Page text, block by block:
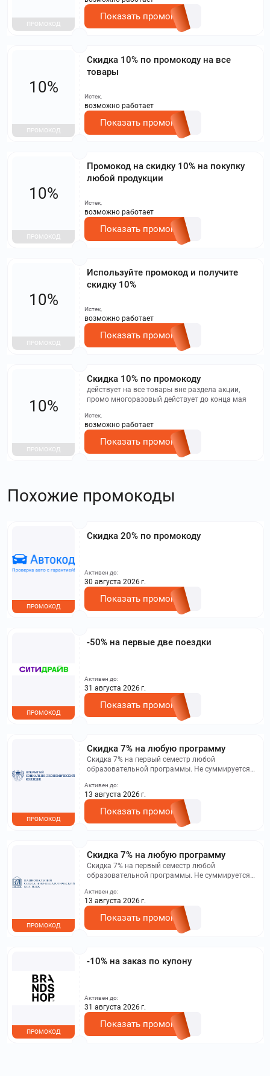
ПРОМОКОД
Показать промокод
Скидка 10% по промокоду на все
товары
10%
ПРОМОКОД
Истек,
возможно работает
Показать промокод
Промокод на скидку 10% на покупку
любой продукции
10%
ПРОМОКОД
Истек,
возможно работает
Показать промокод
Используйте промокод и получите
скидку 10%
10%
ПРОМОКОД
Истек,
возможно работает
Показать промокод
Скидка 10% по промокоду
действует на все товары вне раздела акции,
промо многоразовый действует до конца мая
10%
ПРОМОКОД
Истек,
возможно работает
Показать промокод
Похожие промокоды
Скидка 20% по промокоду
ПРОМОКОД
Активен до:
30 августа 2026 г.
Показать промокод
-50% на первые две поездки
ПРОМОКОД
Активен до:
31 августа 2026 г.
Показать промокод
Скидка 7% на любую программу
Скидка 7% на первый семестр любой
образовательной программы. Не суммируется с
на сайте.
ПРОМОКОД
Активен до:
13 августа 2026 г.
Показать промокод
Скидка 7% на любую программу
Скидка 7% на первый семестр любой
образовательной программы. Не суммируется с
на сайте.
ПРОМОКОД
Активен до:
13 августа 2026 г.
Показать промокод
-10% на заказ по купону
ПРОМОКОД
Активен до:
31 августа 2026 г.
Показать промокод